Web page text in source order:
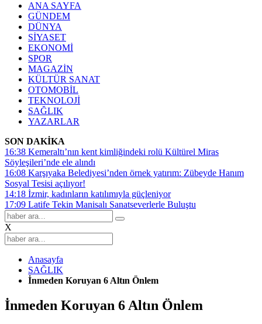
ANA SAYFA
GÜNDEM
DÜNYA
SİYASET
EKONOMİ
SPOR
MAGAZİN
KÜLTÜR SANAT
OTOMOBİL
TEKNOLOJİ
SAĞLIK
YAZARLAR
SON DAKİKA
16:38 Kemeraltı’nın kent kimliğindeki rolü Kültürel Miras
Söyleşileri’nde ele alındı
16:08 Karşıyaka Belediyesi’nden örnek yatırım: Zübeyde Hanım
Sosyal Tesisi açılıyor!
14:18 İzmir, kadınların katılımıyla güçleniyor
17:09 Latife Tekin Manisalı Sanatseverlerle Buluştu
X
Anasayfa
SAĞLIK
İnmeden Koruyan 6 Altın Önlem
İnmeden Koruyan 6 Altın Önlem